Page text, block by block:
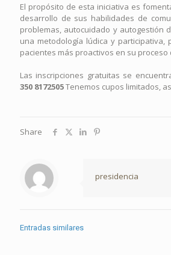
El propósito de esta iniciativa es
desarrollo de sus habilidades de
problemas, autocuidado y autogestión
una metodología lúdica y
pacientes más proactivos en su proceso
Las inscripciones gratuitas se
350 8172505Tenemos cupos limitados,
Share
presidencia
Entradas similares